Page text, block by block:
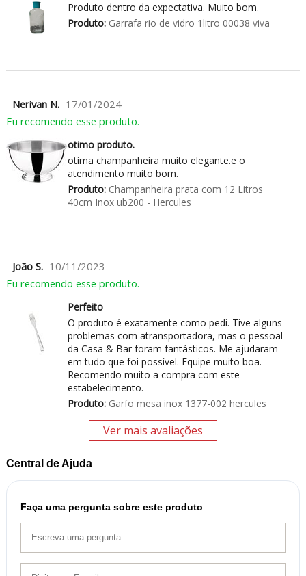
Produto dentro da expectativa. Muito bom.
Produto:Garrafa rio de vidro 1litro 00038 viva
Nerivan N. 17/01/2024
Eu recomendo esse produto.
otimo produto.
otima champanheira muito elegante.e o
atendimento muito bom.
Produto:Champanheira prata com 12 Litros
40cm Inox ub200 - Hercules
João S. 10/11/2023
Eu recomendo esse produto.
Perfeito
O produto é exatamente como pedi. Tive alguns
problemas com atransportadora, mas o pessoal
da Casa & Bar foram fantásticos. Me ajudaram
em tudo que foi possível. Equipe muito boa.
Recomendo muito a compra com este
estabelecimento.
Produto:Garfo mesa inox 1377-002 hercules
Ver mais avaliações
Central de Ajuda
Faça uma pergunta sobre este produto